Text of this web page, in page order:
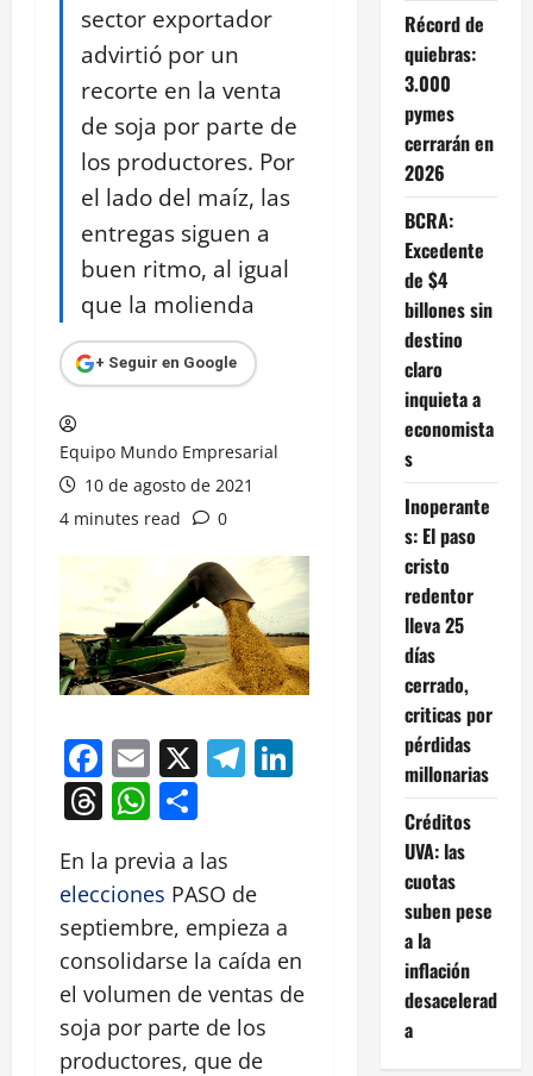
sector exportador
advirtió por un
recorte en la venta
de soja por parte de
los productores. Por
el lado del maíz, las
entregas siguen a
buen ritmo, al igual
que la molienda
+ Seguir en Google
Equipo Mundo Empresarial
10 de agosto de 2021
4 minutes read
0
Facebook
Email
X Telegram
LinkedIn
Threads
WhatsApp
En la previa a las
elecciones PASO de
septiembre, empieza a
consolidarse la caída en
el volumen de ventas de
soja por parte de los
productores, que de
Récord de
quiebras:
3.000
pymes
cerrarán en
2026
BCRA:
Excedente
de $4
billones sin
destino
claro
inquieta a
economista
s
Inoperante
s: El paso
cristo
redentor
lleva 25
días
cerrado,
criticas por
pérdidas
millonarias
Créditos
UVA: las
cuotas
suben pese
a la
inflación
desacelerad
a